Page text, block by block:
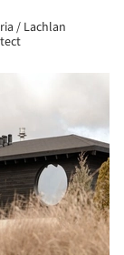
/ Lachlan